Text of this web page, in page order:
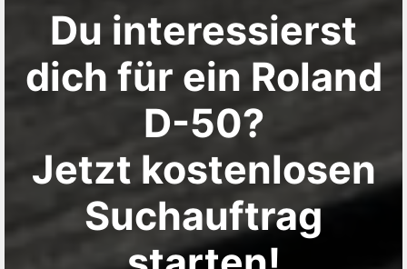
Du interessierst
dich für ein Roland
D-50?
Jetzt kostenlosen
Suchauftrag